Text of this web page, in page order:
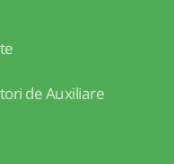
de Auxiliare